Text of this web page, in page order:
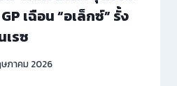
เฉือน “อเล็กซ์” รั้ง
รซ
ภาคม 2026